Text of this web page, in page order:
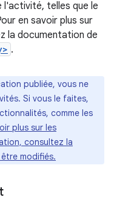
telles que le
en savoir plus sur
la documentation de
.
publiée, vous ne
Si vous le faites,
comme les
plus sur les
consultez la
modifiés.